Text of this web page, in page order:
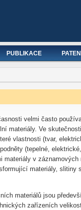
PUBLIKACE
velmi často
materiály. Ve
vlastnosti (tvar,
(tepelné,
materiály v
materiály,
materiálů jsou
zařízeních